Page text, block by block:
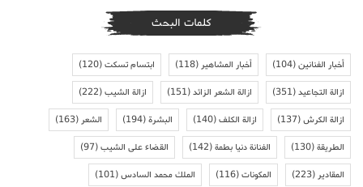
كلمات البحث
أخبار الفنانين(104) أخبار المشاهير(118) ابتسام تسكت(120)
ازالة التجاعيد(351) ازالة الشعر الزائد(151) ازالة الشيب(222)
ازالة الكرش(137) ازالة الكلف(140) البشرة(194) الشعر(163)
الطريقة(130) الفنانة دنيا بطمة(142) القضاء على الشيب(97)
المقادير(223) المكونات(116) الملك محمد السادس(101)